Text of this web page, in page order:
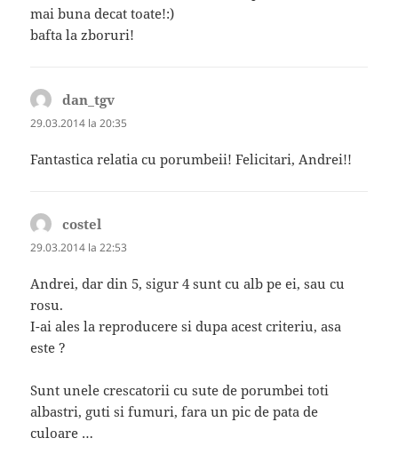
mai buna decat toate!:)
bafta la zboruri!
dan_tgv
29.03.2014 la 20:35
Fantastica relatia cu porumbeii! Felicitari, Andrei!!
costel
29.03.2014 la 22:53
Andrei, dar din 5, sigur 4 sunt cu alb pe ei, sau cu
rosu.
I-ai ales la reproducere si dupa acest criteriu, asa
este ?
Sunt unele crescatorii cu sute de porumbei toti
albastri, guti si fumuri, fara un pic de pata de
culoare …